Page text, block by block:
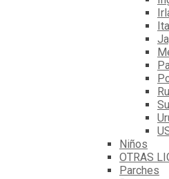
Niños
OTRAS
Parches